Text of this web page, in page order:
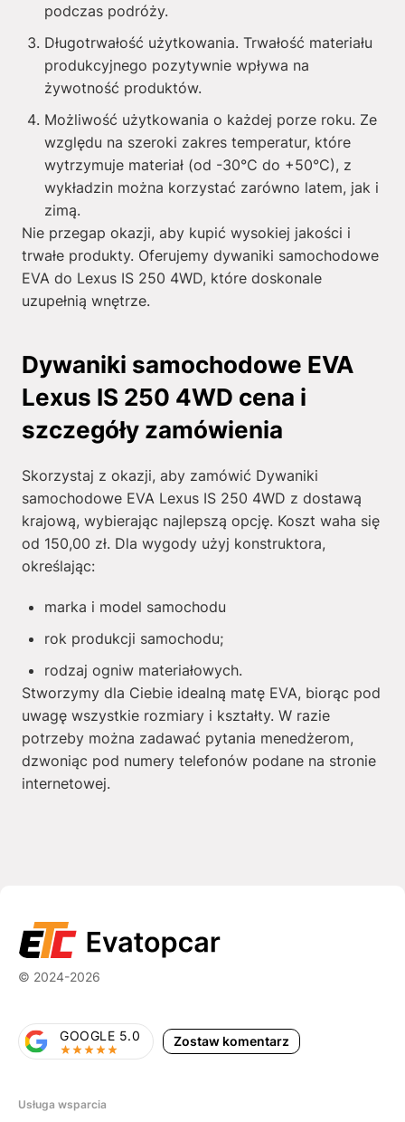
podczas podróży.
Długotrwałość użytkowania. Trwałość materiału
produkcyjnego pozytywnie wpływa na
żywotność produktów.
Możliwość użytkowania o każdej porze roku. Ze
względu na szeroki zakres temperatur, które
wytrzymuje materiał (od -30°C do +50°C), z
wykładzin można korzystać zarówno latem, jak i
zimą.
Nie przegap okazji, aby kupić wysokiej jakości i
trwałe produkty. Oferujemy dywaniki samochodowe
EVA do Lexus IS 250 4WD, które doskonale
uzupełnią wnętrze.
Dywaniki samochodowe EVA
Lexus IS 250 4WD cena i
szczegóły zamówienia
Skorzystaj z okazji, aby zamówić Dywaniki
samochodowe EVA Lexus IS 250 4WD z dostawą
krajową, wybierając najlepszą opcję. Koszt waha się
od 150,00 zł. Dla wygody użyj konstruktora,
określając:
marka i model samochodu
rok produkcji samochodu;
rodzaj ogniw materiałowych.
Stworzymy dla Ciebie idealną matę EVA, biorąc pod
uwagę wszystkie rozmiary i kształty. W razie
potrzeby można zadawać pytania menedżerom,
dzwoniąc pod numery telefonów podane na stronie
internetowej.
© 2024-2026
Zostaw komentarz
GOOGLE 5.0
Usługa wsparcia